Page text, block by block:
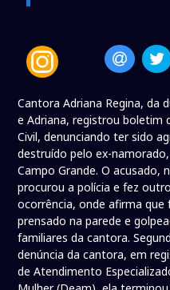
Cantora Adriana Regina, da
e Adriana, registrou boletim
Civil, denunciando ter sido
destruído pelo ex-
Campo Grande. O acusado,
procurou a polícia e fez
ocorrência, onde afirma que
prensado na parede e
familiares da cantora.
denúncia da cantora, em
de Atendimento